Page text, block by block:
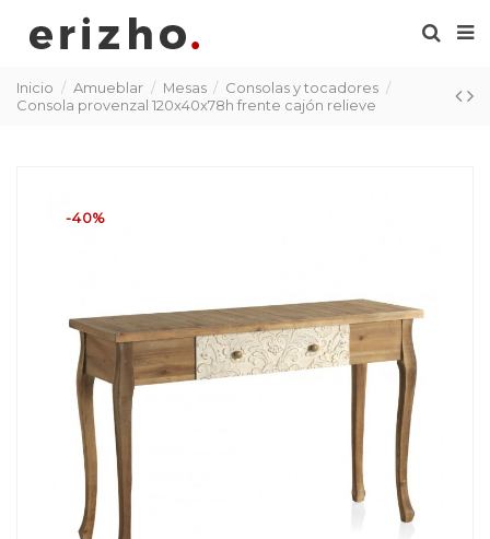
Inicio Amueblar Mesas
Consolas y tocadores
Consola provenzal 120x40x78h frente cajón relieve
-40%